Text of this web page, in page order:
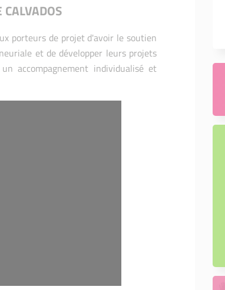
porteurs de projet d'avoir le soutien
et de développer leurs projets
accompagnement individualisé et